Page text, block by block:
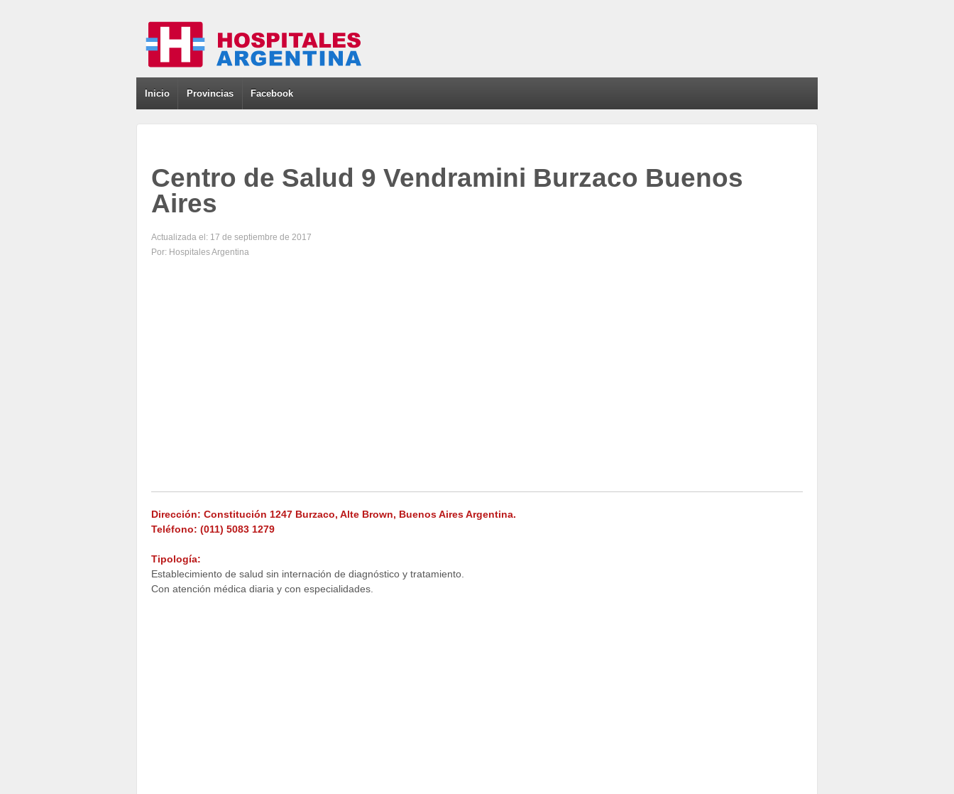
Inicio Provincias Facebook
Centro de Salud 9 Vendramini Burzaco Buenos
Aires
Actualizada el: 17 de septiembre de 2017
Por: Hospitales Argentina
Dirección: Constitución 1247 Burzaco, Alte Brown, Buenos Aires Argentina.
Teléfono: (011) 5083 1279
Tipología:
Establecimiento de salud sin internación de diagnóstico y tratamiento.
Con atención médica diaria y con especialidades.